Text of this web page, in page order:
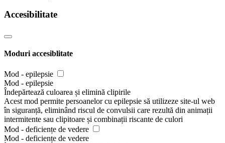
Accesibilitate
Moduri accesiblitate
Mod - epilepsie
Mod - epilepsie
Îndepărtează culoarea și elimină clipirile
Acest mod permite persoanelor cu epilepsie să utilizeze site-ul web
în siguranță, eliminând riscul de convulsii care rezultă din animații
intermitente sau clipitoare și combinații riscante de culori
Mod - deficiențe de vedere
Mod - deficiențe de vedere